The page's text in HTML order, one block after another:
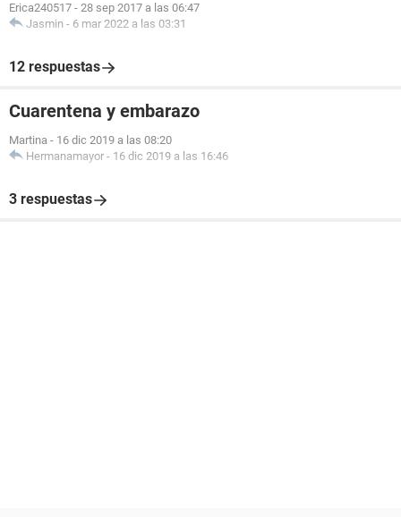
Erica240517 - 28 sep 2017 a las 06:47
Jasmin - 6 mar 2022 a las 03:31
12 respuestas
Cuarentena y embarazo
Martina - 16 dic 2019 a las 08:20
Hermanamayor - 16 dic 2019 a las 16:46
3 respuestas